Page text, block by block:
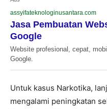
assyifateknologinusantara.com
Jasa Pembuatan
Google
Website profesional, cepat,
Google.
Untuk kasus Narkotika,
mengalami peningkatan